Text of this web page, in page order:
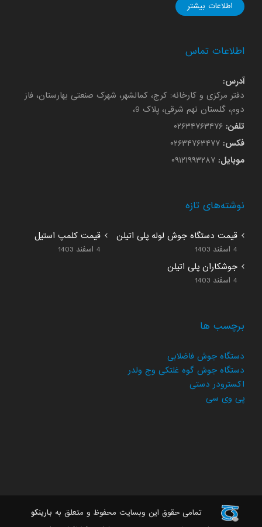
اطلاعات بیشتر
اطلاعات تماس
آدرس:
دفتر مرکزی و کارخانه: کرج، کمالشهر، شهرک صنعتی بهارستان، فاز
دوم، گلستان نهم شرقی، پلاک 9،
تلفن: ۰۲۶۳۴۷۶۳۴۷۶
فکس: ۰۲۶۳۴۷۶۳۴۷۷
موبایل: ۰۹۱۲۱۹۹۳۲۸۷
نوشته‌های تازه
قیمت دستگاه جوش لوله پلی اتیلن
4 اسفند 1403
قیمت کلمپ استیل
4 اسفند 1403
جوشکاران پلی اتیلن
4 اسفند 1403
برچسب ها
دستگاه جوش فاضلابی
دستگاه جوش گوه غلتکی وج ولدر
اکسترودر دستی
پی وی سی
تمامی حقوق این وبسایت محفوظ و متعلق به بارینکو